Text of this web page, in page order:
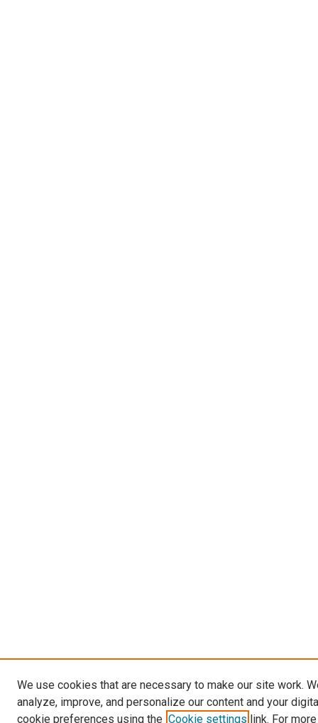
We use cookies that are necessary to make our site work.
analyze, improve, and personalize our content and your
cookie preferences using the Cookie settings link. For